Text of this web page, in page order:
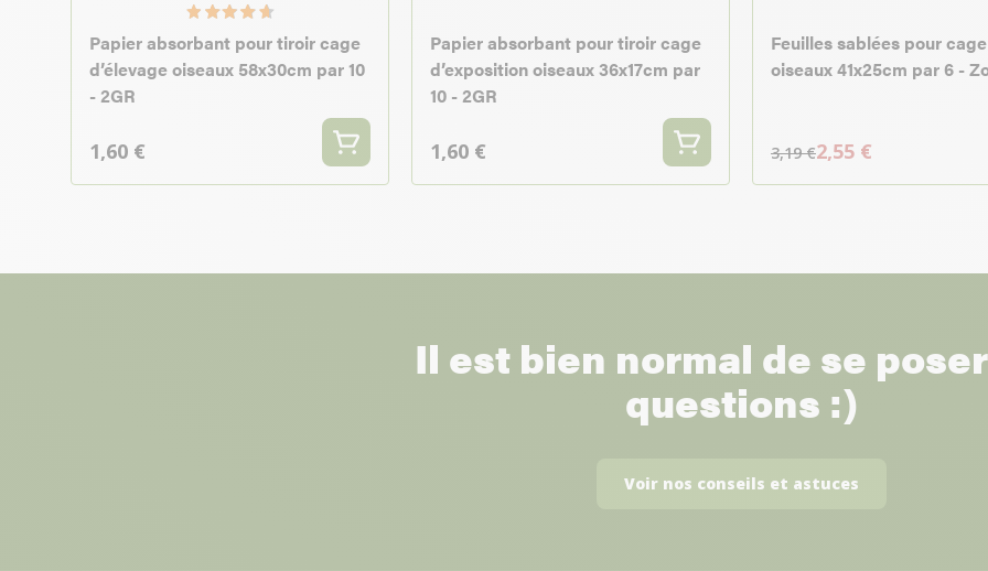
Papier absorbant pour tiroir cage
d’élevage oiseaux 58x30cm par 10
- 2GR
1,60 €
Papier absorbant pour tiroir cage
d’exposition oiseaux 36x17cm par
10 - 2GR
1,60 €
Feuilles sablées pour cage
oiseaux 41x25cm par 6 -
3,19 €2,55 €
Il est bien normal de se
questions :)
Voir nos conseils et astuces